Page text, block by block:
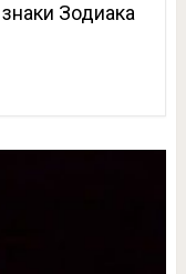
Зодиака